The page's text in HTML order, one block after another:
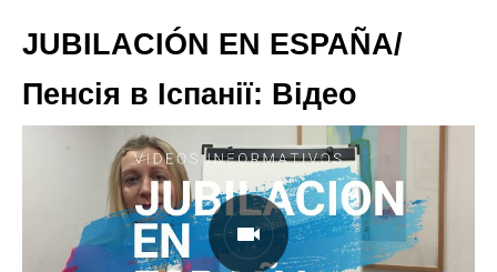
JUBILACIÓN EN ESPAÑA/
Пенсія в Іспанії: Відео